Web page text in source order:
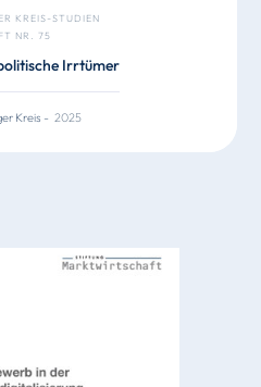
KREIS-STUDIEN
NR. 75
Irrtümer
Kreis - 2025